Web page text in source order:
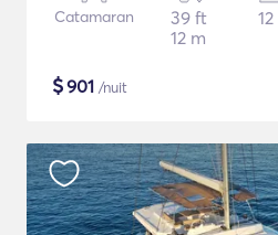
Catamaran
39 ft
12 m
12
$901 /nuit